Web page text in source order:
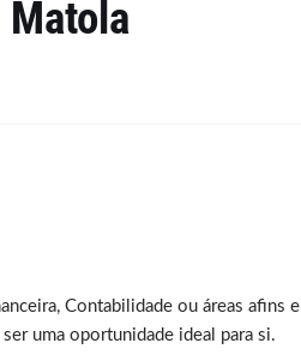
Matola
Contabilidade ou áreas
uma oportunidade ideal para si.